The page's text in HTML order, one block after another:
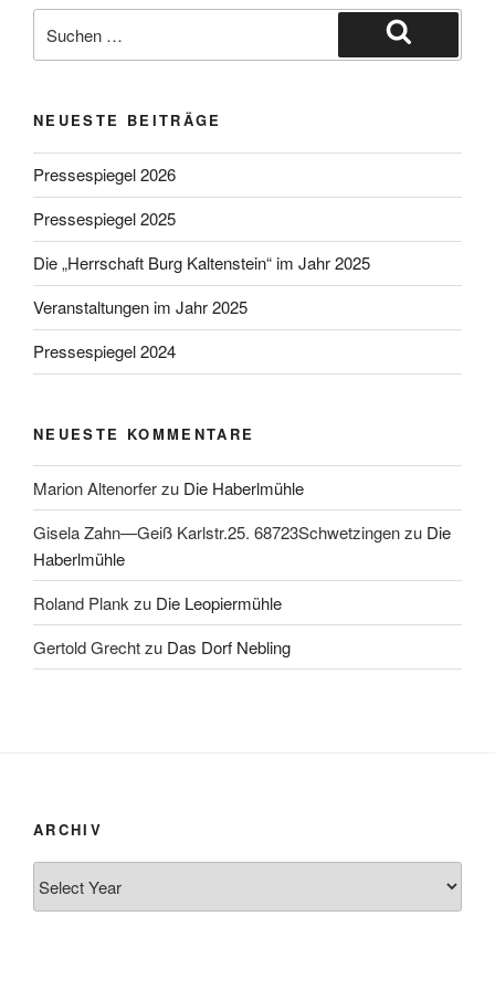
nach:
Suchen
NEUESTE BEITRÄGE
Pressespiegel 2026
Pressespiegel 2025
Die „Herrschaft Burg Kaltenstein“ im Jahr 2025
Veranstaltungen im Jahr 2025
Pressespiegel 2024
NEUESTE KOMMENTARE
Marion Altenorferzu Die Haberlmühle
Gisela Zahn—Geiß Karlstr.25. 68723Schwetzingenzu Die
Haberlmühle
Roland Plank zu Die Leopiermühle
Gertold Grechtzu Das Dorf Nebling
ARCHIV